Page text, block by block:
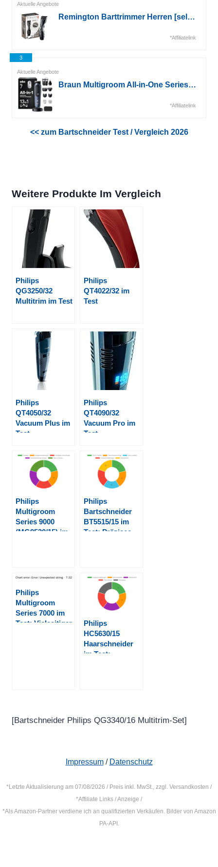
Aktuelle Angebote
Remington Barttrimmer Herren [selbstschärf. Keramik Klingen/0,4-18mm] Bartschneider Set...*
*Affiliatelink
3
Aktuelle Angebote
Braun Multigroom All-in-One Series 7, 13-in-1 Trimmer-Set 7, AIO7565, Blau*
*Affiliatelink
<< zum Bartschneider Test / Vergleich 2026
Weitere Produkte Im Vergleich
Philips
QG3250/32
Multitrim im Test
Philips
QT4022/32 im
Test
Philips
QT4050/32
Vacuum Plus im
Test
Philips
QT4090/32
Vacuum Pro im
Test
Philips
Multigroom
Series 9000
(MG9530/15) im
Philips
Bartschneider
BT5515/15 im
Test: Präzises
Philips
Multigroom
Series 7000 im
Test: Vielseitiger
Philips
HC5630/15
Haarschneider
im Test:
[Bartschneider Philips QG3340/16 Multitrim-Set]
Impressum/ Datenschutz
*Letzte Aktualisierung am 07/08/2026 / Preis inkl. MwSt., zzgl. Versandkosten /
*Affiliate Links / Anzeige /
*Als Amazon-Partner verdiene ich an qualifizierten Verkäufen. Bilder von Amazon
PA-API.